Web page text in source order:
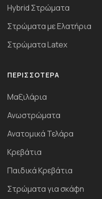
Ηybrid Στρώματα
Στρώματα με Ελατήρια
Στρώματα Latex
ΠΕΡΙΣΣΌΤΕΡΑ
Μαξιλάρια
Ανωστρώματα
Ανατομικά Τελάρα
Κρεβάτια
Παιδικά Κρεβάτια
Στρώματα για σκάφη